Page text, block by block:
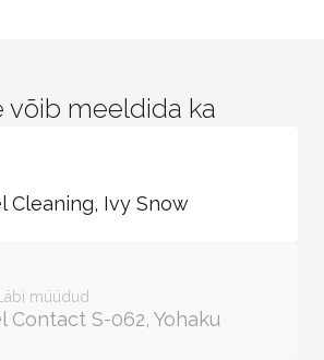
võib meeldida ka
Ivy Snow